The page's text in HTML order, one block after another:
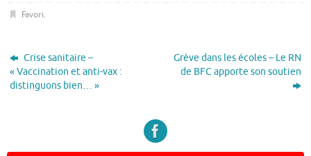
Favori.
Crise sanitaire –
« Vaccination et anti-vax :
distinguons bien… »
Grève dans les écoles – Le RN
de BFC apporte son soutien